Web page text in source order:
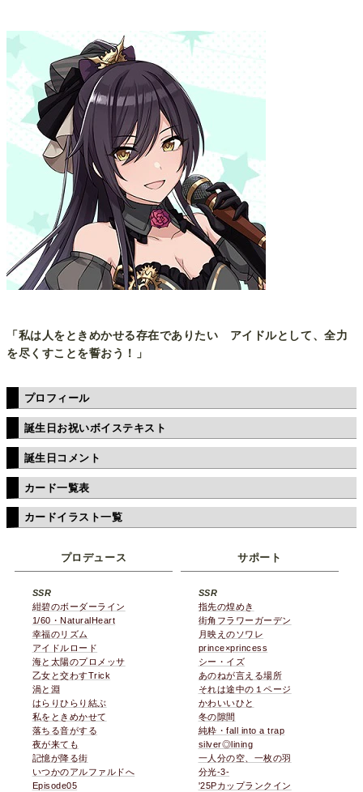
「私は人をときめかせる存在でありたい アイドルとして、全力
を尽くすことを誓おう！」
プロフィール
誕生日お祝いボイステキスト
誕生日コメント
カード一覧表
カードイラスト一覧
プロデュース
SSR
紺碧のボーダーライン
1/60・NaturalHeart
幸福のリズム
アイドルロード
海と太陽のプロメッサ
乙女と交わすTrick
渦と淵
はらりひらり結ぶ
私をときめかせて
落ちる音がする
夜が来ても
記憶が降る街
いつかのアルファルドへ
Episode05
サポート
SSR
指先の煌めき
街角フラワーガーデン
月映えのソワレ
prince×princess
シー・イズ
あのねが言える場所
それは途中の１ページ
かわいいひと
冬の隙間
純粋・fall into a trap
silver◎lining
一人分の空、一枚の羽
分光-3-
'25Pカップランクイン